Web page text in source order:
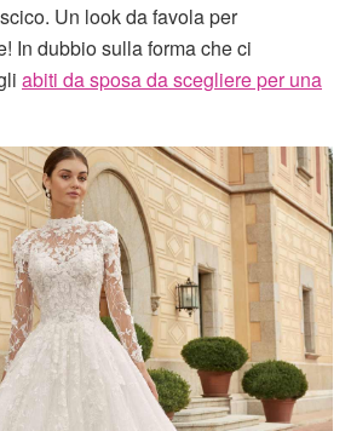
Un look da favola per
In dubbio sulla forma che ci
abiti da sposa da scegliere per una